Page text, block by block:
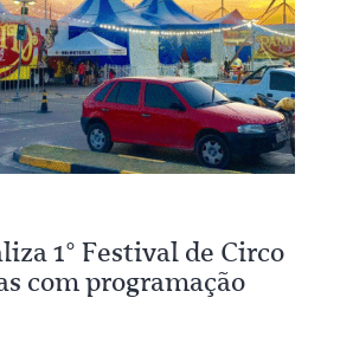
1° Festival de Circo
com programação